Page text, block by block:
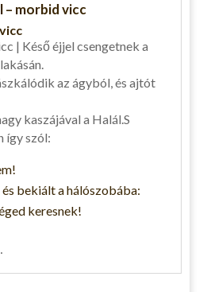
– morbid vicc
| Késő éjjel csengetnek a
az ágyból, és ajtót
kaszájával a Halál.S
így szól:
bekiált a hálószobába:
keresnek!